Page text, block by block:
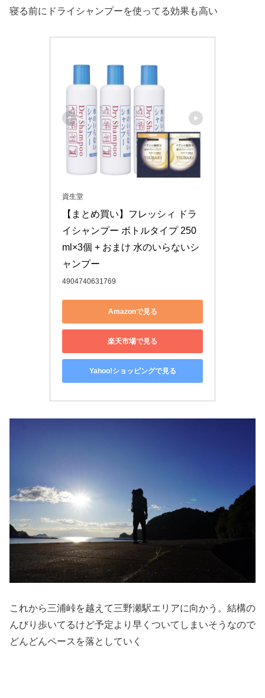
寝る前にドライシャンプーを使ってる効果も高い
資生堂
【まとめ買い】フレッシィ ドラ
イシャンプー ボトルタイプ 250
ml×3個 + おまけ 水のいらないシ
ャンプー
4904740631769
Amazonで見る
楽天市場で見る
Yahoo!ショッピングで見る
これから三浦峠を越えて三野瀬駅エリアに向かう。結構の
んびり歩いてるけど予定より早くついてしまいそうなので
どんどんペースを落としていく